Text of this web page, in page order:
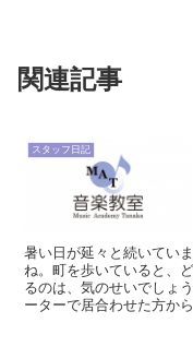
関連記事
スタッフ日記
暑い日が延々と続いてい
ね。町を歩いていると、
るのは、気のせいでしょ
ーターで居合わせた方か